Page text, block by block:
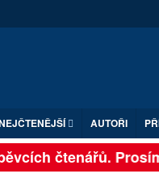
AUTOŘI
čtenářů.